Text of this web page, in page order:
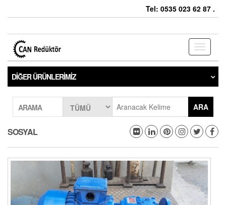
Tel: 0535 023 62 87 .
Toggle
DIĞER ÜRÜNLERIMIZ
ARAMA ARA
SOSYAL